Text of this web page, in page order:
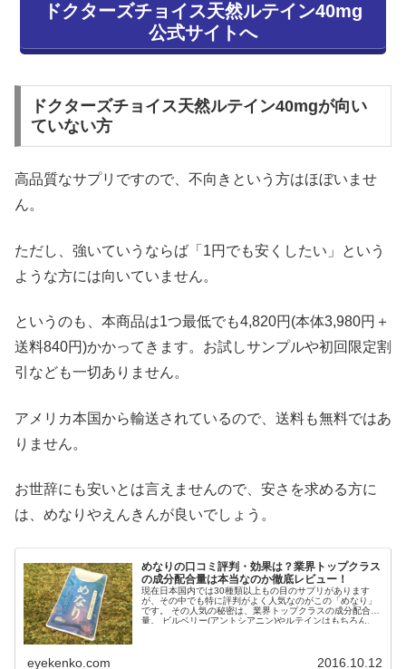
ドクターズチョイス天然ルテイン40mg
公式サイトへ
ドクターズチョイス天然ルテイン40mgが向い
ていない方
高品質なサプリですので、不向きという方はほぼいませ
ん。
ただし、強いていうならば「1円でも安くしたい」という
ような方には向いていません。
というのも、本商品は1つ最低でも4,820円(本体3,980円＋
送料840円)かかってきます。お試しサンプルや初回限定割
引なども一切ありません。
アメリカ本国から輸送されているので、送料も無料ではあ
りません。
お世辞にも安いとは言えませんので、安さを求める方に
は、めなりやえんきんが良いでしょう。
めなりの口コミ評判・効果は？業界トップクラス
の成分配合量は本当なのか徹底レビュー！
現在日本国内では30種類以上もの目のサプリがあります
が、その中でも特に評判がよく人気なのがこの「めなり」
です。 その人気の秘密は、業界トップクラスの成分配合
量。 ビルベリー(アントシアニン)やルテインはもちろん、
eyekenko.com 2016.10.12